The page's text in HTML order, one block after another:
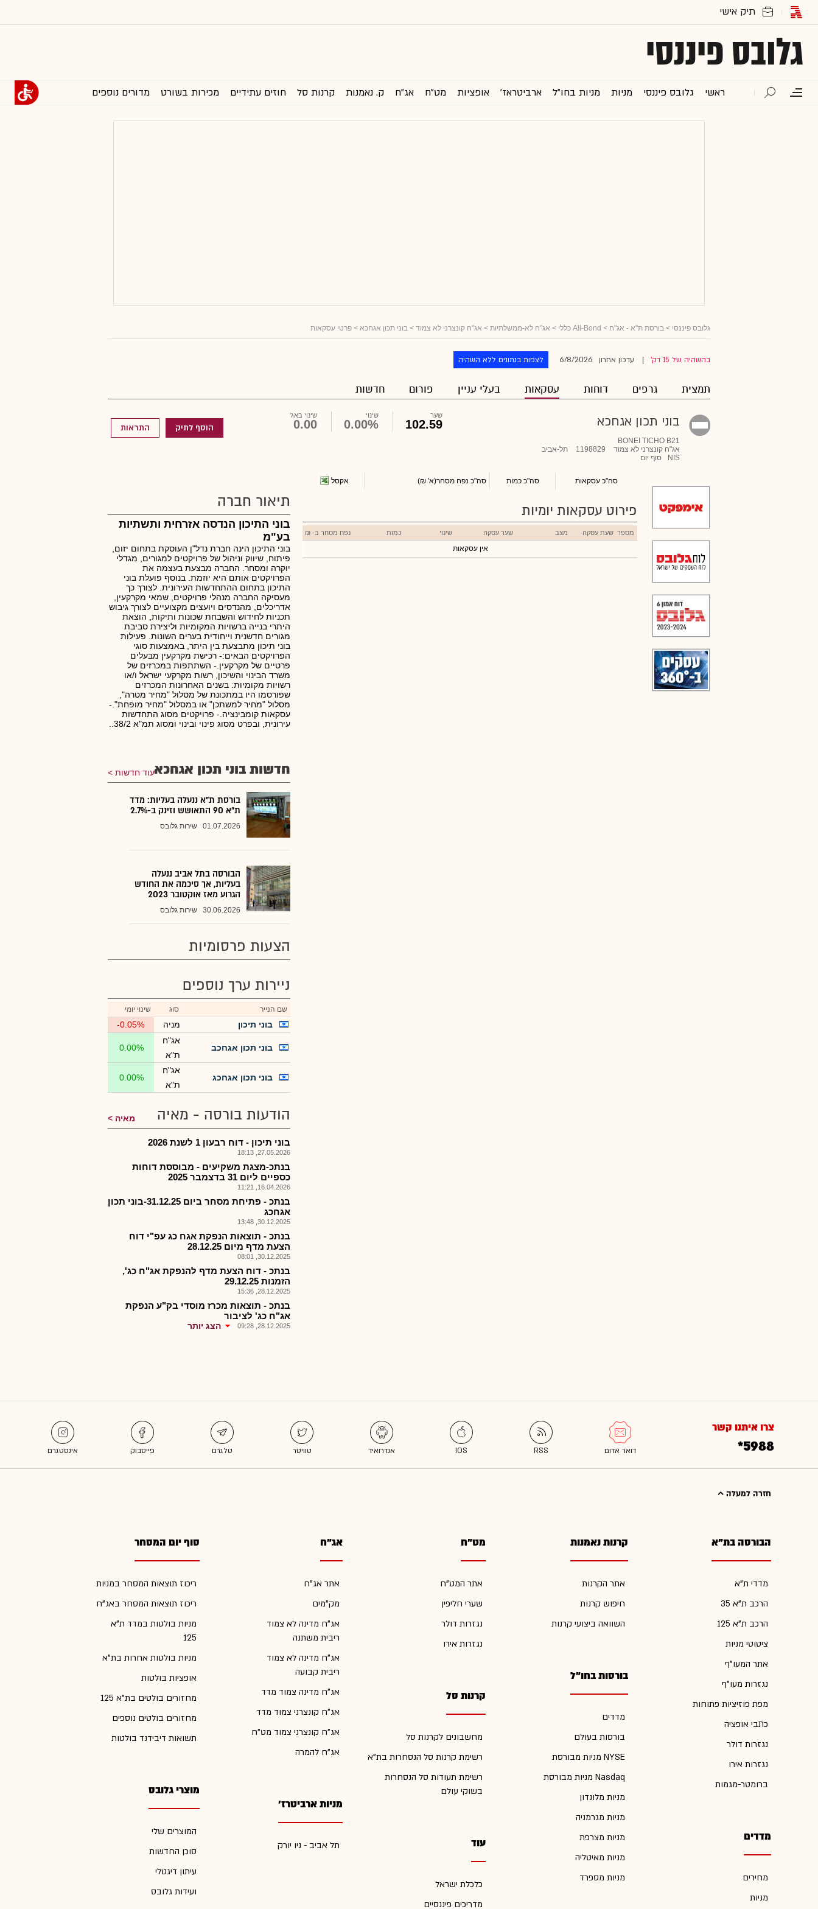
גלובס פיננסי
ראשי גלובס פיננסי מניות מניות בחו"ל ארביטראז' אופציות מט"ח אג"ח ק. נאמנות קרנות סל חוזים עתידיים מכירות בשורט מדורים נוספים
גלובס פיננסי > בורסת ת"א - אג"ח > All-Bond כללי > אג"ח לא-ממשלתיות > אג"ח קונצרני לא צמוד > בוני תכון אגחכא > פרטי עסקאות
בהשהיה של 15 דק' עדכון אחרון 6/8/2026 לצפות בנתונים ללא השהיה
תמצית גרפים דוחות עסקאות בעלי עניין פורום חדשות
בוני תכון אגחכא
BONEI TICHO B21
אג"ח קונצרני לא צמוד
1198829
תל-אביב
NIS
סוף יום
שער
102.59
שינוי
0.00%
שינוי באג'
0.00 הוסף לתיק התראות
סה"כ עסקאות סה"כ כמות סה"כ נפח מסחר(א' ₪) אקסל
פירוט עסקאות יומיות
מספר שעת עסקה מצב שער עסקה שינוי כמות נפח מסחר ב- ₪
אין עסקאות
תיאור חברה
בוני התיכון הנדסה אזרחית ותשתיות
בע"מ
בוני התיכון הינה חברת נדל"ן העוסקת בתחום יזום,
פיתוח, שיווק וניהול של פרויקטים למגורים, מגדלי
יוקרה ומסחר. החברה מבצעת בעצמה את
הפרויקטים אותם היא יוזמת. בנוסף פועלת בוני
התיכון בתחום ההתחדשות העירונית. לצורך כך
מעסיקה החברה מנהלי פרויקטים, שמאי מקרקעין,
אדריכלים, מהנדסים ויועצים מקצועיים לצורך גיבוש
תכניות לחידוש והשבחת שכונות ותיקות, הוצאת
היתרי בנייה ברשויות המקומיות וליצירת סביבת
מגורים חדשנית וייחודית בערים השונות. פעילות
בוני תיכון מתבצעת בין היתר, באמצעות סוגי
הפרויקטים הבאים:- רכישת מקרקעין מבעלים
פרטיים של מקרקעין.- השתתפות במכרזים של
משרד הבינוי והשיכון, רשות מקרקעי ישראל ו/או
רשויות מקומיות: בשנים האחרונות המכרזים
שפורסמו היו במתכונת של מסלול "מחיר מטרה",
מסלול "מחיר למשתכן" או במסלול "מחיר מופחת".-
עסקאות קומבינציה.- פרויקטים מסוג התחדשות
עירונית, ובפרט מסוג פינוי ובינוי ומסוג תמ"א 38/2..
חדשות בוני תכון אגחכאעוד חדשות
בורסת ת"א ננעלה בעליות: מדד
ת"א 90 התאושש וזינק ב-2.7%
01.07.2026 שירות גלובס
הבורסה בתל אביב ננעלה
בעליות, אך סיכמה את החודש
הגרוע מאז אוקטובר 2023
30.06.2026 שירות גלובס
הצעות פרסומיות
ניירות ערך נוספים
שם הנייר סוג שינוי יומי
בוני תיכון מניה -0.05%
בוני תכון אגחכב
אג"ח
ת"א
0.00%
בוני תכון אגחכג
אג"ח
ת"א
0.00%
הודעות בורסה - מאיה מאיה
בוני תיכון - דוח רבעון 1 לשנת 2026
27.05.2026, 18:13
בנתכ-מצגת משקיעים - מבוססת דוחות
כספיים ליום 31 בדצמבר 2025
16.04.2026, 11:21
בנתכ - פתיחת מסחר ביום 31.12.25-בוני תכון
אגחכג
30.12.2025, 13:48
בנתכ - תוצאות הנפקת אגח כג עפ"י דוח
הצעת מדף מיום 28.12.25
30.12.2025, 08:01
בנתכ - דוח הצעת מדף להנפקת אג"ח כג',
הזמנות 29.12.25
28.12.2025, 15:36
בנתכ - תוצאות מכרז מוסדי בק"ע הנפקת
אג"ח כג' לציבור
28.12.2025, 09:28 הצג יותר
צרו איתנו קשר
*5988
חזרה למעלה
הבורסה בת"א
מדדי ת"א
הרכב ת"א 35
הרכב ת"א 125
ציטוטי מניות
אתר המעו"ף
נגזרות מעו"ף
מפת פוזיציות פתוחות
כתבי אופציה
נגזרות דולר
נגזרות אירו
ברומטר-מגמות
מדדים
מחירים
מניות
קרנות נאמנות
אתר הקרנות
חיפוש קרנות
השוואה ביצועי קרנות
בורסות בחו"ל
מדדים
בורסות בעולם
מניות מבורסת NYSE
מניות מבורסת Nasdaq
מניות מלונדון
מניות מגרמניה
מניות מצרפת
מניות מאיטליה
מניות מספרד
מט"ח
אתר המט"ח
שערי חליפין
נגזרות דולר
נגזרות אירו
קרנות סל
מחשבונים לקרנות סל
רשימת קרנות סל הנסחרות בת"א
רשימת תעודות סל הנסחרות
בשוקי עולם
עוד
כלכלת ישראל
מדריכים פיננסיים
אג"ח
אתר אג"ח
מק"מים
אג"ח מדינה לא צמוד
ריבית משתנה
אג"ח מדינה לא צמוד
ריבית קבועה
אג"ח מדינה צמוד מדד
אג"ח קונצרני צמוד מדד
אג"ח קונצרני צמוד מט"ח
אג"ח להמרה
מניות ארביטרז'
תל אביב - ניו יורק
סוף יום המסחר
ריכוז תוצאות המסחר במניות
ריכוז תוצאות המסחר באג"ח
מניות בולטות במדד ת"א
125
מניות בולטות אחרות בת"א
אופציות בולטות
מחזורים בולטים בת"א 125
מחזורים בולטים נוספים
תשואות דיבידנד בולטות
מוצרי גלובס
המוצרים שלי
סוכן החדשות
עיתון דיגטלי
ועידות גלובס